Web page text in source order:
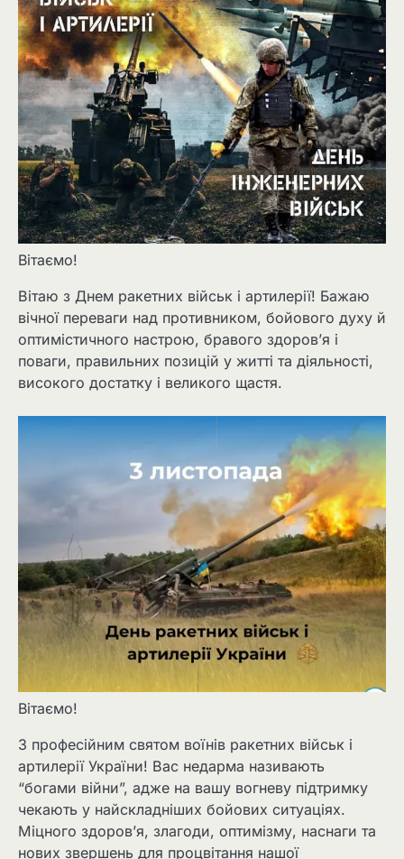
Вітаємо!
Вітаю з Днем ракетних військ і артилерії! Бажаю
вічної переваги над противником, бойового духу й
оптимістичного настрою, бравого здоров’я і
поваги, правильних позицій у житті та діяльності,
високого достатку і великого щастя.
Вітаємо!
З професійним святом воїнів ракетних військ і
артилерії України! Вас недарма називають
“богами війни”, адже на вашу вогневу підтримку
чекають у найскладніших бойових ситуаціях.
Міцного здоров’я, злагоди, оптимізму, наснаги та
нових звершень для процвітання нашої